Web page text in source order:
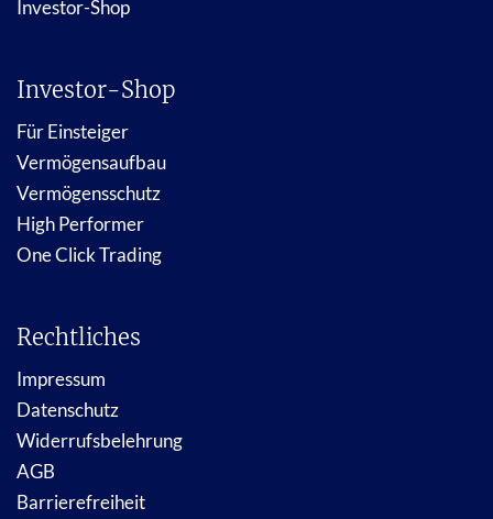
Investor-Shop
Investor-Shop
Für Einsteiger
Vermögensaufbau
Vermögensschutz
High Performer
One Click Trading
Rechtliches
Impressum
Datenschutz
Widerrufsbelehrung
AGB
Barrierefreiheit